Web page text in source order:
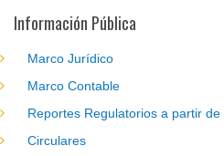
Información Pública
Marco Jurídico
Marco Contable
Reportes Regulatorios a partir de
Circulares